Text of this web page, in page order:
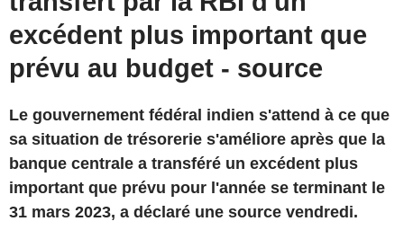
excédent plus important que
prévu au budget - source
Le gouvernement fédéral indien s'attend à ce que
sa situation de trésorerie s'améliore après que la
banque centrale a transféré un excédent plus
important que prévu pour l'année se terminant le
31 mars 2023, a déclaré une source vendredi.